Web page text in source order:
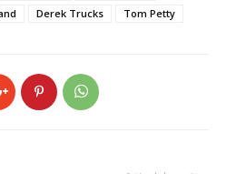
Derek Trucks Tom Petty